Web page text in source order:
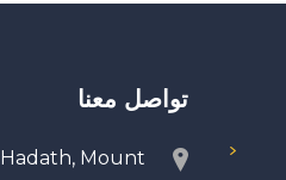
تواصل معنا
Hadath, Mount